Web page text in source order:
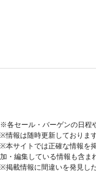
※各セール・バーゲンの日程
※情報は随時更新しております
※本サイトでは正確な情報を
加・編集している情報も含ま
※掲載情報に間違いを発見し